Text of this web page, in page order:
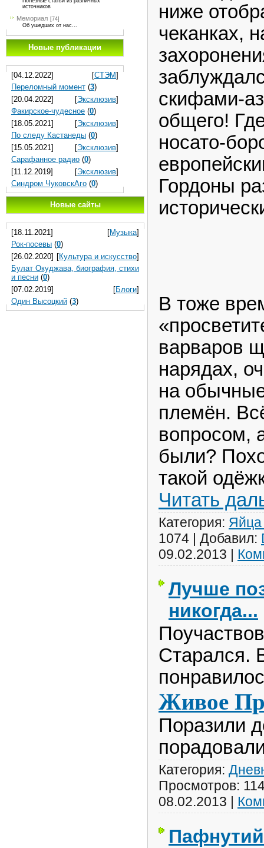
источников
Мемориал [74]
Об ушедших от нас...
Новые публикации
[04.12.2022] [СТЭМ]
Переломный момент (3)
[20.04.2022]
[Эксклюзив]
Факирское-чудесное (0)
[18.05.2021]
[Эксклюзив]
По следу Кастанеды (0)
[15.05.2021]
[Эксклюзив]
Сарафанное радио (0)
[11.12.2019]
[Эксклюзив]
Синдром ЧуковскАго (0)
Новые сайты
[18.11.2021] [Музыка]
Рок-посевы (0)
[26.02.2020] [Культура и искусство]
Булат Окуджава, биография, стихи
и песни (0)
[07.02.2019]
[Блоги]
Один Высоцкий (3)
ниже
чеканках,
скифами-
общего!
носато-
Гордоны
В тоже
варваров
нарядах,
на
племён.
вопросом,
были?
такой
Читать
Категория: Яйца
1074
Добавил:
09.02.2013
Лучше
никогда...
Старался.
Живое
Поразили
Категория:
Просмотров:
08.02.2013